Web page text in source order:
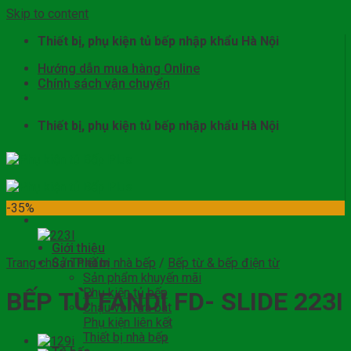
Skip to content
Thiết bị, phụ kiện tủ bếp nhập khẩu Hà Nội
Hướng dẫn mua hàng Online
Chính sách vận chuyển
Thiết bị, phụ kiện tủ bếp nhập khẩu Hà Nội
Giới thiệu
Sản Phẩm
Sản phẩm khuyến mãi
Phụ kiện tủ bếp
Chậu vòi rửa bát
Phụ kiện liên kết
Thiết bị nhà bếp
-35%
Trang chủ / Thiết bị nhà bếp / Bếp từ & bếp điện từ
BẾP TỪ FANDI FD- SLIDE 223I